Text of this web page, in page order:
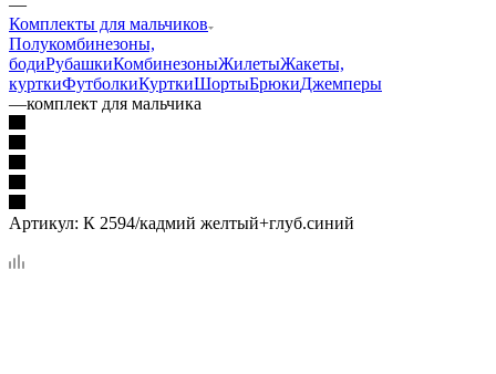
Комплекты для мальчиков
Полукомбинезоны,
бодиРубашкиКомбинезоныЖилетыЖакеты,
курткиФутболкиКурткиШортыБрюкиДжемперы
—комплект для мальчика
Артикул: К 2594/кадмий желтый+глуб.синий